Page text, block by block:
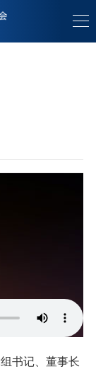
书记、董事长